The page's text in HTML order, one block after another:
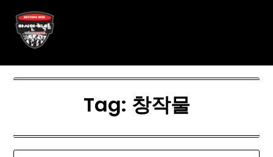
content
Tag: 창작물